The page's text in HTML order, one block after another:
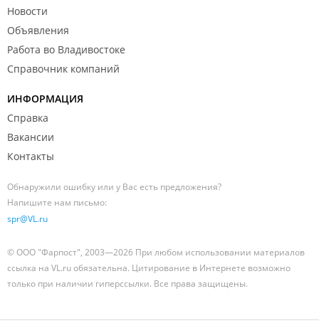
Новости
Объявления
Работа во Владивостоке
Справочник компаний
ИНФОРМАЦИЯ
Справка
Вакансии
Контакты
Обнаружили ошибку или у Вас есть предложения?
Напишите нам письмо:
spr@VL.ru
© ООО "Фарпост", 2003—2026 При любом использовании материалов
ссылка на VL.ru обязательна. Цитирование в Интернете возможно
только при наличии гиперссылки. Все права защищены.